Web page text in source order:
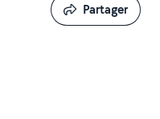
Partager
Partager